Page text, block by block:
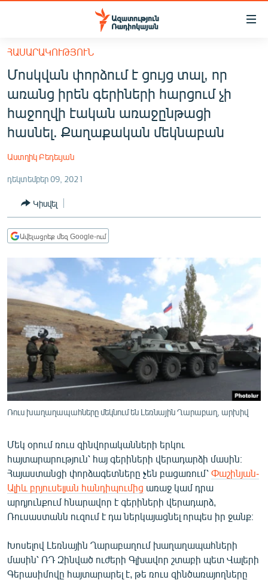
Մատչելիության
հիմնական
բովանդակությանը
հիմնական
մենյուին
Որոնում
ՀԱՅԱՍՏԱՆ
ՔԱՂԱՔԱԿԱՆ
ԸՆՏՐՈՒԹՅՈՒՆՆԵՐ 2026
ՊԱՏԵՐԱԶՄԻ 6 ՇԱԲԱԹՆԵՐԸ
ՏԱՐԱԾԱՇՐՋԱՆ
ՄԻՋԱԶԳԱՅԻՆ
ՄՇԱԿՈՒՅԹ
ՍՊՈՐՏ
ՄԵԿՆԱԲԱՆՈՒԹՅՈՒՆ
ՏՏ ԵՒ ԻՆՏԵՐՆԵՏ
ԿՈՐՈՆԱՎԻՐՈՒՍ
ԱՐԽԻՎ
ԲԱՆԱՎԵՃ
ՁԳՏԵԼՈՎ ԼԱՎԱԳՈՒՅՆԻՆ
ՓՈԴՔԱՍԹ
English
Русский
ՀԱՍԱՐԱԿՈՒԹՅՈՒՆ
Մոսկվան փորձում է ցույց տալ, որ
առանց իրեն գերիների հարցում չի
հաջողվի էական առաջընթացի
հասնել. Քաղաքական մեկնաբան
Աստղիկ Բեդեւյան
դեկտեմբեր 09, 2021
Կիսվել
Ավելացրեք մեզ Google-ում
Ռուս խաղաղապահները մեկնում են Լեռնային Ղարաբաղ, արխիվ
Մեկ օրում ռուս զինվորականների երկու
հայտարարություն՝ հայ գերիների վերադարձի մասին։
Հայաստանցի փորձագետները չեն բացառում՝ Փաշինյան-
Ալիև բրյուսելյան հանդիպումից առաջ կամ դրա
արդյունքում հնարավոր է գերիների վերադարձ,
Ռուսաստանն ուզում է դա ներկայացնել որպես իր ջանք։
Խոսելով Լեռնային Ղարաբաղում խաղաղապահների
մասին՝ ՌԴ Զինված ուժերի Գլխավոր շտաբի պետ Վալերի
Գերասիմովը հայտարարել է, թե ռուս զինծառայողները